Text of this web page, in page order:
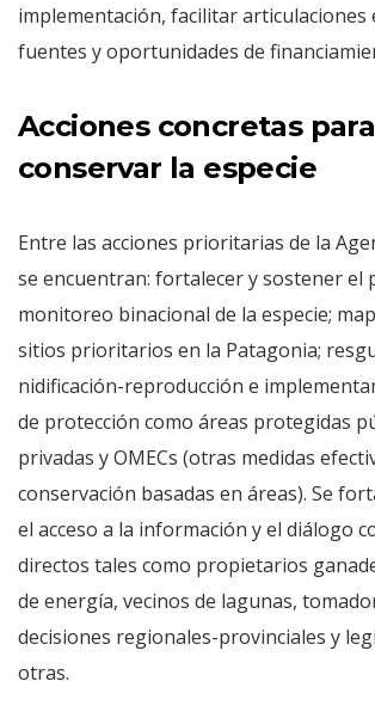
implementación, facilitar articulaciones
fuentes y oportunidades de
Acciones concretas para
conservar la especie
Entre las acciones prioritarias de la
se encuentran: fortalecer y sostener el
monitoreo binacional de la especie;
sitios prioritarios en la Patagonia;
nidificación-reproducción e
de protección como áreas protegidas
privadas y OMECs (otras medidas
conservación basadas en áreas). Se
el acceso a la información y el diálogo
directos tales como propietarios
de energía, vecinos de lagunas,
decisiones regionales-provinciales y
otras.